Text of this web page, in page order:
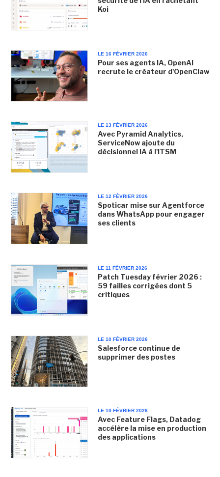
Koi
LE 16 FÉVRIER 2026
Pour ses agents IA, OpenAI
recrute le créateur d'OpenClaw
LE 13 FÉVRIER 2026
Avec Pyramid Analytics,
ServiceNow ajoute du
décisionnel IA à l'ITSM
LE 12 FÉVRIER 2026
Spoticar mise sur Agentforce
dans WhatsApp pour engager
ses clients
LE 11 FÉVRIER 2026
Patch Tuesday février 2026 :
59 failles corrigées dont 5
critiques
LE 10 FÉVRIER 2026
Salesforce continue de
supprimer des postes
LE 10 FÉVRIER 2026
Avec Feature Flags, Datadog
accélère la mise en production
des applications